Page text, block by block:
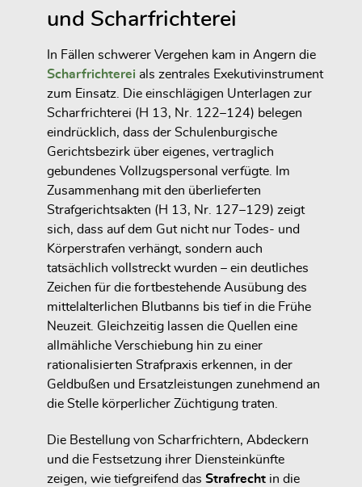
und Scharfrichterei
In Fällen schwerer Vergehen kam in Angern die
Scharfrichterei als zentrales Exekutivinstrument
zum Einsatz. Die einschlägigen Unterlagen zur
Scharfrichterei (H 13, Nr. 122–124) belegen
eindrücklich, dass der Schulenburgische
Gerichtsbezirk über eigenes, vertraglich
gebundenes Vollzugspersonal verfügte. Im
Zusammenhang mit den überlieferten
Strafgerichtsakten (H 13, Nr. 127–129) zeigt
sich, dass auf dem Gut nicht nur Todes- und
Körperstrafen verhängt, sondern auch
tatsächlich vollstreckt wurden – ein deutliches
Zeichen für die fortbestehende Ausübung des
mittelalterlichen Blutbanns bis tief in die Frühe
Neuzeit. Gleichzeitig lassen die Quellen eine
allmähliche Verschiebung hin zu einer
rationalisierten Strafpraxis erkennen, in der
Geldbußen und Ersatzleistungen zunehmend an
die Stelle körperlicher Züchtigung traten.
Die Bestellung von Scharfrichtern, Abdeckern
und die Festsetzung ihrer Diensteinkünfte
zeigen, wie tiefgreifend das Strafrecht in die